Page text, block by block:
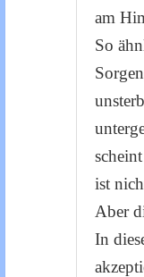
am
So
ist
Aber
In